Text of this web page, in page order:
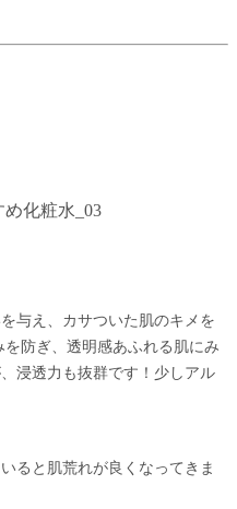
与え、カサついた肌のキメを
防ぎ、透明感あふれる肌にみ
浸透力も抜群です！少しアル
ると肌荒れが良くなってきま